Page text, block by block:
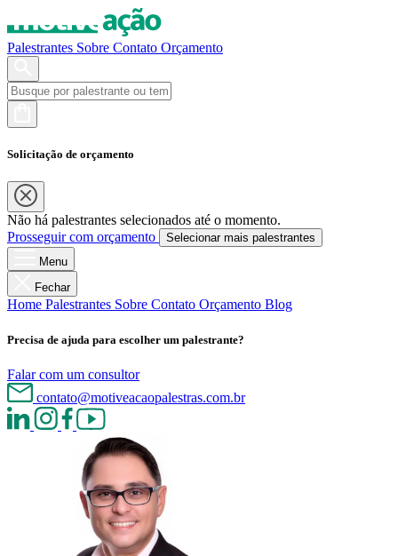
Palestrantes Sobre Contato Orçamento
Solicitação de orçamento
Não há palestrantes selecionados até o momento.
Prosseguir com orçamento
Selecionar mais palestrantes
Menu
Fechar
Home Palestrantes Sobre Contato Orçamento Blog
Precisa de ajuda para escolher um palestrante?
Falar com um consultor
contato@motiveacaopalestras.com.br